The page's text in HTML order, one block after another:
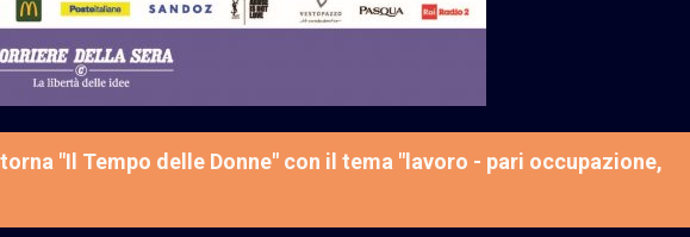
"Il Tempo delle Donne" con il tema "lavoro - pari occupazione,